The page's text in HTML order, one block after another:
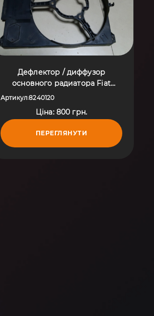
Дефлектор / диффузор
основного радиатора Fiat
Ducato II (1994-2006) 8240120
Артикул:8240120
Ціна: 800 грн.
ПЕРЕГЛЯНУТИ